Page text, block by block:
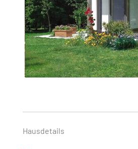
Hausdetails